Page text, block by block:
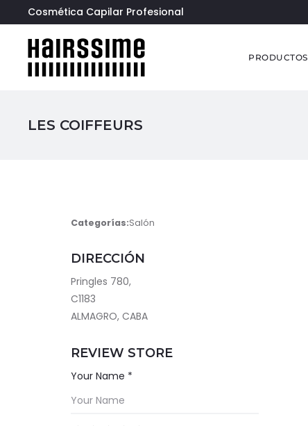
Cosmética Capilar Profesional
PRODUCTOS
LES COIFFEURS
Categorías:Salón
DIRECCIÓN
Pringles 780,
C1183
ALMAGRO, CABA
REVIEW STORE
Your Name *